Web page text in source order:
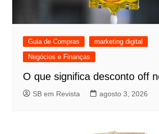
Guia de Compras
marketing digital
Negócios e Finanças
O que significa desconto off
SB em Revista agosto 3, 2026